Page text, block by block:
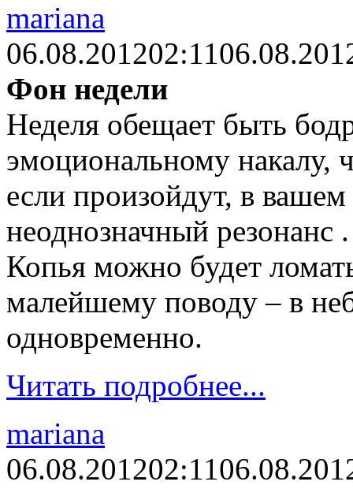
mariana
06.08.201202:11
Фон недели
Неделя обещает быть
эмоциональному накалу,
если произойдут, в
неоднозначный резонанс .
Копья можно будет
малейшему поводу – в
одновременно.
Читать подробнее...
mariana
06.08.201202:11